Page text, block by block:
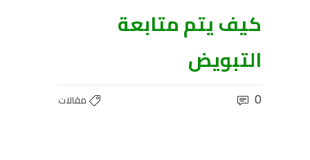
كيف يتم متابعة
التبويض
مقالات 0